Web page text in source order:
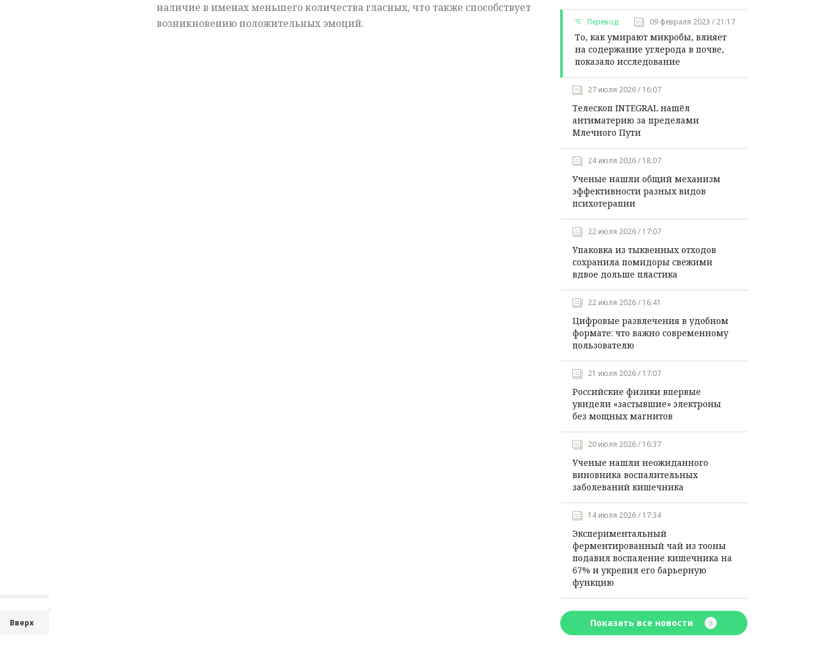
Вверх
наличие в именах меньшего количества гласных, что также способствует
возникновению положительных эмоций.
Перевод 09 февраля 2023 / 21:17
То, как умирают микробы, влияет
на содержание углерода в почве,
показало исследование
27 июля 2026 / 16:07
Телескоп INTEGRAL нашёл
антиматерию за пределами
Млечного Пути
24 июля 2026 / 18:07
Ученые нашли общий механизм
эффективности разных видов
психотерапии
22 июля 2026 / 17:07
Упаковка из тыквенных отходов
сохранила помидоры свежими
вдвое дольше пластика
22 июля 2026 / 16:41
Цифровые развлечения в удобном
формате: что важно современному
пользователю
21 июля 2026 / 17:07
Российские физики впервые
увидели «застывшие» электроны
без мощных магнитов
20 июля 2026 / 16:37
Ученые нашли неожиданного
виновника воспалительных
заболеваний кишечника
14 июля 2026 / 17:34
Экспериментальный
ферментированный чай из тооны
подавил воспаление кишечника на
67% и укрепил его барьерную
функцию
Показать все новости